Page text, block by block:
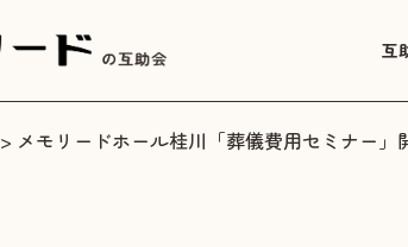
互
> メモリードホール桂川「葬儀費用セミナー」